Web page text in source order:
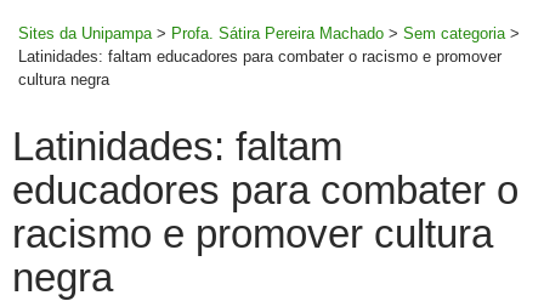
Sites da Unipampa > Profa. Sátira Pereira Machado > Sem categoria >
Latinidades: faltam educadores para combater o racismo e promover
cultura negra
Latinidades: faltam
educadores para combater o
racismo e promover cultura
negra